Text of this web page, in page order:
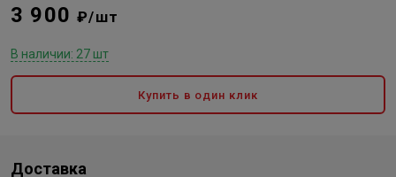
3 900₽/шт
В наличии: 27 шт
Купить в один клик
Доставка